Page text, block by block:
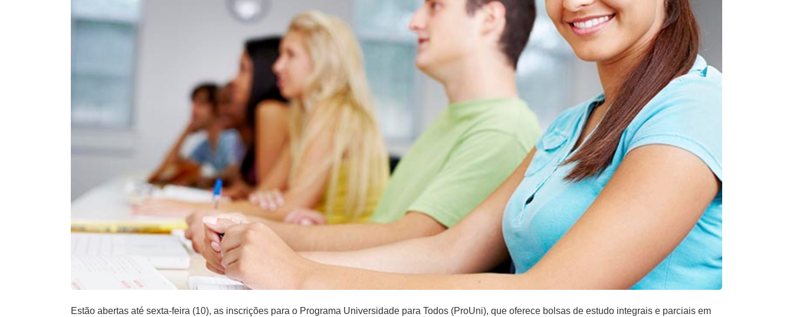
Estão abertas até sexta-feira (10), as inscrições para o Programa Universidade para Todos (ProUni), que oferece bolsas de estudo integrais e parciais em